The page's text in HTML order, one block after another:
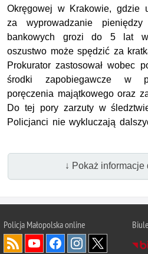
Okręgowej w Krakowie, gdzie
za wyprowadzanie
bankowych grozi do 5 lat
oszustwo może spędzić za
Prokurator zastosował wobec
środki zapobiegawcze w
poręczenia majątkowego oraz
Do tej pory zarzuty w
Policjanci nie wykluczają
↓ Pokaż informacje
Policja Małopolska online